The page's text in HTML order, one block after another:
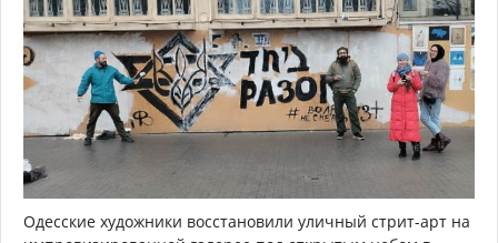
Одесские художники восстановили уличный стрит-арт на